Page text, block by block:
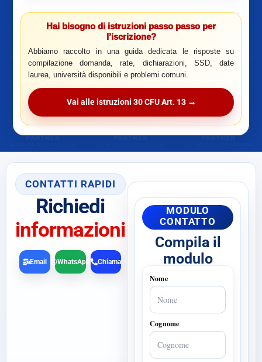
Hai bisogno di istruzioni passo passo per
l’iscrizione?
Abbiamo raccolto in una guida dedicata le risposte su
compilazione domanda, rate, dichiarazioni, SSD, date
laurea, università disponibili e problemi comuni.
Vai alle istruzioni 30 CFU Art. 13 →
CONTATTI RAPIDI
Richiedi
informazioni
Chiama
Email WhatsApp
MODULO
CONTATTO
Compila il
modulo
Nome
Cognome